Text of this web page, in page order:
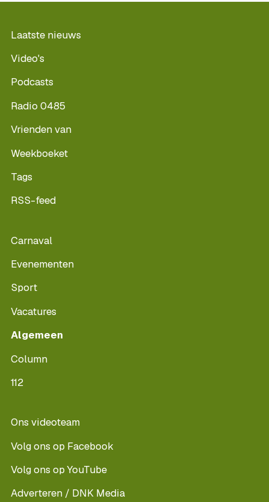
Laatste nieuws
Video's
Podcasts
Radio 0485
Vrienden van
Weekboeket
Tags
RSS-feed
Carnaval
Evenementen
Sport
Vacatures
Algemeen
Column
112
Ons videoteam
Volg ons op Facebook
Volg ons op YouTube
Adverteren / DNK Media